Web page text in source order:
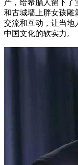
产，给希腊人留下
和古城墙上胖女孩雕
交流和互动，让当地
中国文化的软实力。